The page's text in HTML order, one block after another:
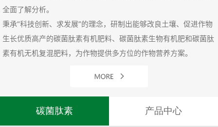
全面了解分析。
秉承“科技创新、求发展”的理念，研制出能够改良土壤、促进作物
生长优质高产的碳菌肽素有机肥料、碳菌肽素生物有机肥和碳菌肽
素有机无机复混肥料，为作物提供多方位的作物营养方案。
碳菌肽素 产品中心